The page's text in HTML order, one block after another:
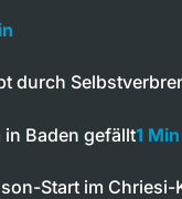
durch
Baden gefällt1 Min
Start im Chriesi-